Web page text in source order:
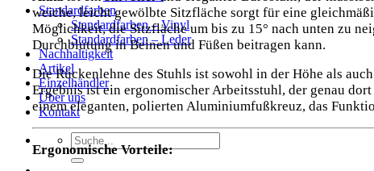
Standardfarben
Standardfarben – Vinyl
Standardfarben – Leder
Nachhaltigkeit
Artikel
Einzelhändler
Über uns
Kontakt
Suche
nach:
weiche, leicht gewölbte Sitzfläche sorgt für eine
Möglichkeit, die Sitzfläche um bis zu 15° nach unten zu
Durchblutung in Beinen und Füßen beitragen kann.
Die Rückenlehne des Stuhls ist sowohl in der Höhe als
Ergebnis ist ein ergonomischer Arbeitsstuhl, der genau
einem eleganten, polierten Aluminiumfußkreuz, das
Ergonomische Vorteile: